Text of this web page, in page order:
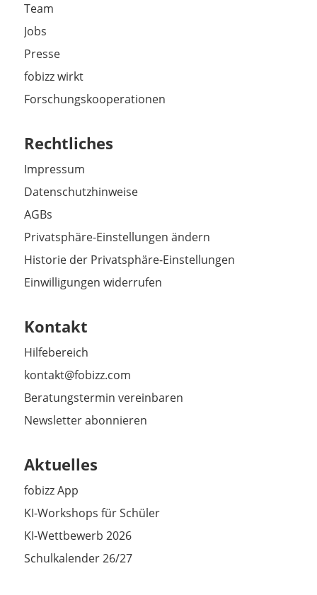
Team
Jobs
Presse
fobizz wirkt
Forschungskooperationen
Rechtliches
Impressum
Datenschutzhinweise
AGBs
Privatsphäre-Einstellungen ändern
Historie der Privatsphäre-Einstellungen
Einwilligungen widerrufen
Kontakt
Hilfebereich
kontakt@fobizz.com
Beratungstermin vereinbaren
Newsletter abonnieren
Aktuelles
fobizz App
KI-Workshops für Schüler
KI-Wettbewerb 2026
Schulkalender 26/27